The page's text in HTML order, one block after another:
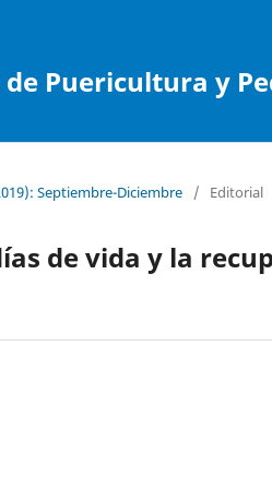
Puericultura y
Septiembre-Diciembre / Editorial
de vida y la